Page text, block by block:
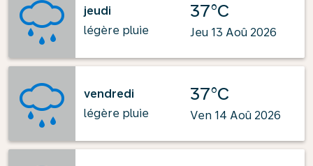
jeudi
légère pluie
37°C
Jeu 13 Aoû 2026
vendredi
légère pluie
37°C
Ven 14 Aoû 2026